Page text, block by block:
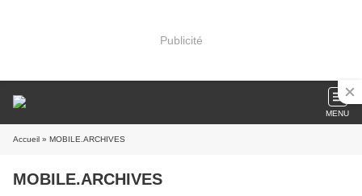
Publicité
MENU
Accueil » MOBILE.ARCHIVES
MOBILE.ARCHIVES